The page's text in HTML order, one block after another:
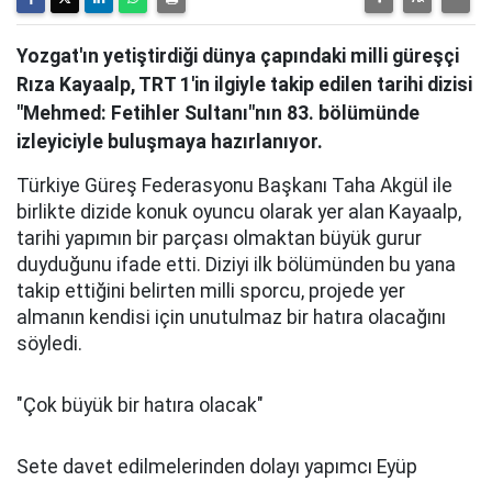
Yozgat'ın yetiştirdiği dünya çapındaki milli güreşçi
Rıza Kayaalp, TRT 1'in ilgiyle takip edilen tarihi dizisi
"Mehmed: Fetihler Sultanı"nın 83. bölümünde
izleyiciyle buluşmaya hazırlanıyor.
Türkiye Güreş Federasyonu Başkanı Taha Akgül ile
birlikte dizide konuk oyuncu olarak yer alan Kayaalp,
tarihi yapımın bir parçası olmaktan büyük gurur
duyduğunu ifade etti. Diziyi ilk bölümünden bu yana
takip ettiğini belirten milli sporcu, projede yer
almanın kendisi için unutulmaz bir hatıra olacağını
söyledi.
"Çok büyük bir hatıra olacak"
Sete davet edilmelerinden dolayı yapımcı Eyüp